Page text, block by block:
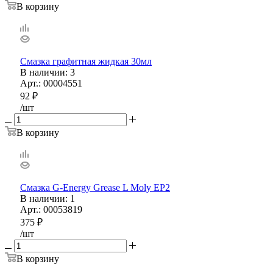
В корзину
Смазка графитная жидкая 30мл
В наличии: 3
Арт.: 00004551
92 ₽
/шт
В корзину
Смазка G-Energy Grease L Moly EP2
В наличии: 1
Арт.: 00053819
375 ₽
/шт
В корзину